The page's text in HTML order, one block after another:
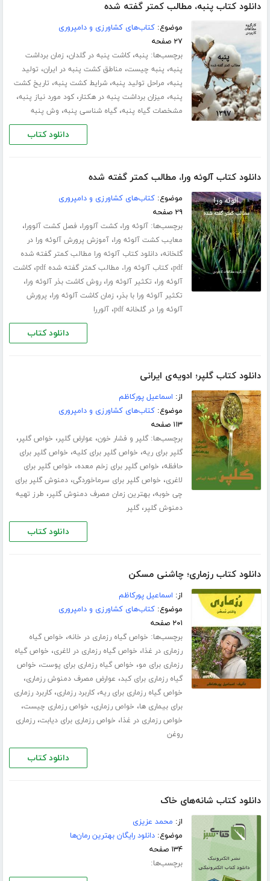
دانلود کتاب پنبه، مطالب کمتر گفته شده
موضوع:کتاب‌های کشاورزی و دامپروری
۲۷ صفحه
برچسب‌ها: پنبه،کاشت پنبه در گلدان، زمان برداشت
پنبه، پنبه چیست، مناطق کشت پنبه در ایران، تولید
پنبه، مراحل تولید پنبه،شرایط کشت پنبه، تاریخ کشت
پنبه، میزان برداشت پنبه در هکتار،کود مورد نیاز پنبه،
مشخصات گیاه پنبه،گیاه شناسی پنبه، وش پنبه
دانلود کتاب
دانلود کتاب آلوئه ورا، مطالب کمتر گفته شده
موضوع:کتاب‌های کشاورزی و دامپروری
۲۹ صفحه
برچسب‌ها:آلوئه ورا،کشت آلوورا، فصل کشت آلوورا،
معایب کشت آلوئه ورا،آموزش پرورش آلوئه ورا در
گلخانه،دانلود کتاب آلوئه ورا مطالب کمتر گفته شده
pdf،کتاب آلوئه ورا، مطالب کمتر گفته شده pdf ،کاشت
آلوئه ورا، تکثیر آلوئه ورا،روش کاشت بذر آلوئه ورا،
تکثیر آلوئه ورا با بذر، زمان کاشت آلوئه ورا، پرورش
آلوئه ورا در گلخانه pdf
،آلوررا
دانلود کتاب
دانلود کتاب گلپر؛ ادویه‌ی ایرانی
از: اسماعیل پورکاظم
موضوع:کتاب‌های کشاورزی و دامپروری
۱۱۳ صفحه
برچسب‌ها:گلپر و فشار خون، عوارض گلپر، خواص گلپر،
گلپر برای ریه، خواص گلپر برای کلیه، خواص گلپر برای
حافظه، خواص گلپر برای زخم معده، خواص گلپر برای
لاغری، خواص گلپر برای سرماخوردگی،دمنوش گلپر برای
چی خوبه،بهترین زمان مصرف دمنوش گلپر، طرز تهیه
دمنوش گلپر،گلپر
دانلود کتاب
دانلود کتاب رزماری؛ چاشنی مسکن
از: اسماعیل پورکاظم
موضوع:کتاب‌های کشاورزی و دامپروری
۲۰۱ صفحه
برچسب‌ها: خواص گیاه رزماری در خانه، خواص گیاه
رزماری در غذا، خواص گیاه رزماری در لاغری، خواص گیاه
رزماری برای مو، خواص گیاه رزماری برای پوست، خواص
گیاه رزماری برای کبد، عوارض مصرف دمنوش رزماری،
خواص گیاه رزماری برای ریه،کاربرد رزماری،کاربرد رزماری
برای بیماری ها، خواص رزماری، خواص رزماری چیست،
خواص رزماری در غذا، خواص رزماری برای دیابت،رزماری
روغن
دانلود کتاب
دانلود کتاب شانه‌هاى خاک
از: محمد عزیزى
موضوع:دانلود رایگان بهترین رمان‌ها
۱۳۴ صفحه
برچسب‌ها: